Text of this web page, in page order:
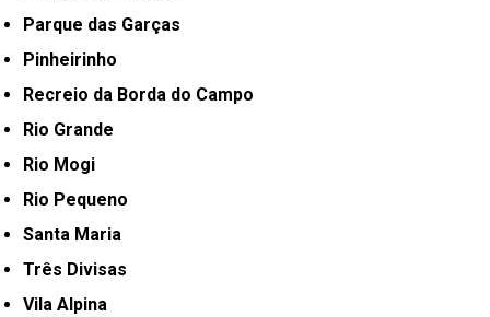
Parque das Garças
Pinheirinho
Recreio da Borda do Campo
Rio Grande
Rio Mogi
Rio Pequeno
Santa Maria
Três Divisas
Vila Alpina